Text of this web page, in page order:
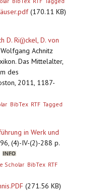
(170.11 KB)
D. Ri(j)ckel, D. von
Achnitz
Das Mittelalter,
des
2011, 1187-
BibTex RTF Tagged
in Werk und
(4)-IV-(2)-288 p.
Scholar BibTex RTF
(271.56 KB)